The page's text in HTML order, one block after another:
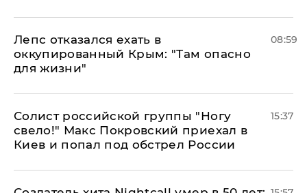
Лепс отказался ехать в
оккупированный Крым: "Там опасно
для жизни"
08:59
Солист российской группы "Ногу
свело!" Макс Покровский приехал в
Киев и попал под обстрел России
15:37